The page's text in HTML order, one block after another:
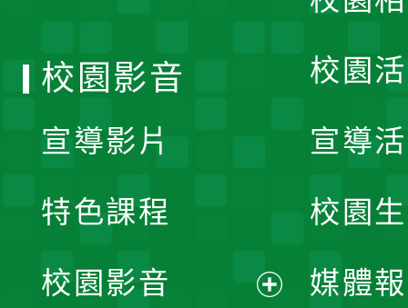
校園
宣導
校園
媒體
校園影音
宣導影片
特色課程
校園影音